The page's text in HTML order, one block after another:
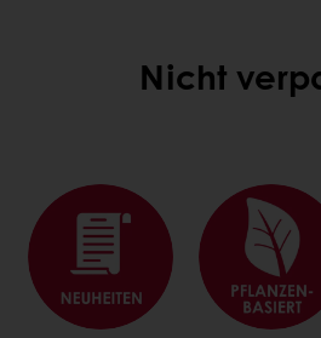
Nicht